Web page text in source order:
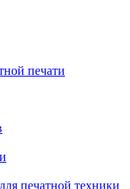
печати
печатной техники